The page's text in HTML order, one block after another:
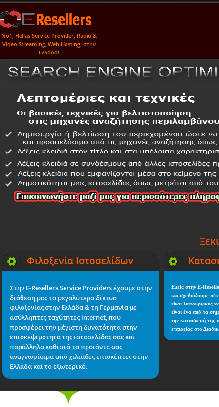
No1, Hellas Service Provider, Radio &
Video Streaming, Web Hosting, στην
Ελλάδα!
Φιλοξενία Ιστοσελίδων
Στην E-Resellers Service Providers έχουμε στην
διάθεση μας το μεγαλύτερο δίκτυο
φιλοξενίας στην Ελλάδα & τη Γερμανία με
ασύλληπτες ταχύτητες internet, που
προσφέρει την μέγιστη δυνατότητα στην
επισκεψιμότητα της ιστοσελίδας σας και
παράλληλα καθιστά τα προϊόντα σας
αναγνωρίσιμα από χιλιάδες επισκέπτες στην
Ελλάδα και το εξωτερικό.
Εμείς στην E-
και σχεδιάζουμε
είναι λειτουργικές
είναι ένα από τα
την κατασκευή της
εταιρείας στο